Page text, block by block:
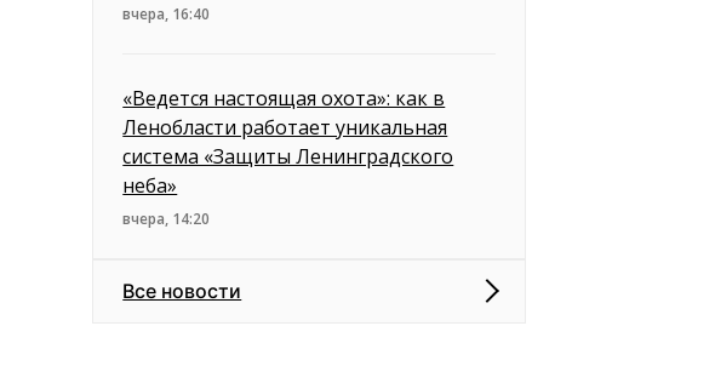
вчера, 16:40
«Ведется настоящая охота»: как в
Ленобласти работает уникальная
система «Защиты Ленинградского
неба»
вчера, 14:20
Все новости